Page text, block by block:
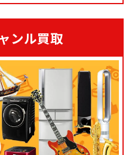
ROKKOR 1:1.2 f=58㎜
。お品物を一点一点査
ンル買取